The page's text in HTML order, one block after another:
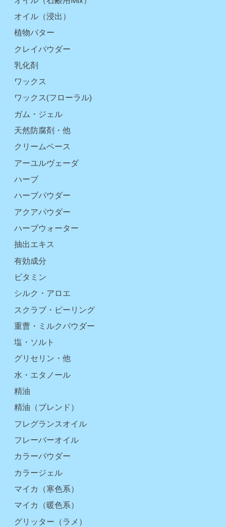
オイル（浸出）
植物バター
クレイパウダー
乳化剤
ワックス
ワックス(フローラル)
ガム・ジェル
天然防腐剤・他
クリームベース
アーユルヴェーダ
ハーブ
ハーブパウダー
アクアパウダー
ハーブウォーター
抽出エキス
有効成分
ビタミン
シルク・アロエ
スクラブ・ピーリング
重曹・ミルクパウダー
塩・ソルト
グリセリン・他
水・エタノール
精油
精油（ブレンド）
フレグランスオイル
フレーバーオイル
カラーパウダー
カラージェル
マイカ（寒色系）
マイカ（暖色系）
グリッター（ラメ）